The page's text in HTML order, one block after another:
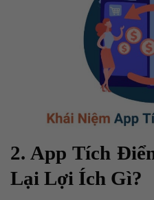
2. App Tích
Lại Lợi Ích Gì?